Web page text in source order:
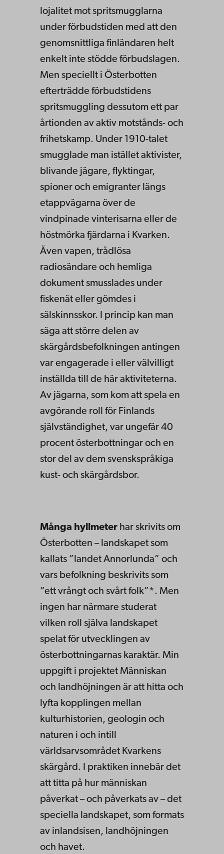
lojalitet mot spritsmugglarna
under förbudstiden med att den
genomsnittliga finländaren helt
enkelt inte stödde förbudslagen.
Men speciellt i Österbotten
efterträdde förbudstidens
spritsmuggling dessutom ett par
årtionden av aktiv motstånds- och
frihetskamp. Under 1910-talet
smugglade man istället aktivister,
blivande jägare, flyktingar,
spioner och emigranter längs
etappvägarna över de
vindpinade vinterisarna eller de
höstmörka fjärdarna i Kvarken.
Även vapen, trådlösa
radiosändare och hemliga
dokument smusslades under
fiskenät eller gömdes i
sälskinnsskor. I princip kan man
säga att större delen av
skärgårdsbefolkningen antingen
var engagerade i eller välvilligt
inställda till de här aktiviteterna.
Av jägarna, som kom att spela en
avgörande roll för Finlands
självständighet, var ungefär 40
procent österbottningar och en
stor del av dem svenskspråkiga
kust- och skärgårdsbor.
Många hyllmeter har skrivits om
Österbotten – landskapet som
kallats ”landet Annorlunda” och
vars befolkning beskrivits som
”ett vrångt och svårt folk”*. Men
ingen har närmare studerat
vilken roll själva landskapet
spelat för utvecklingen av
österbottningarnas karaktär. Min
uppgift i projektet Människan
och landhöjningen är att hitta och
lyfta kopplingen mellan
kulturhistorien, geologin och
naturen i och intill
världsarvsområdet Kvarkens
skärgård. I praktiken innebär det
att titta på hur människan
påverkat – och påverkats av – det
speciella landskapet, som formats
av inlandsisen, landhöjningen
och havet.